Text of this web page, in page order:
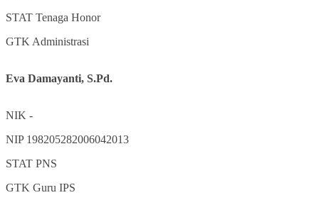
STAT Tenaga Honor
GTK Administrasi
Eva Damayanti, S.Pd.
NIK -
NIP 198205282006042013
STAT PNS
GTK Guru IPS